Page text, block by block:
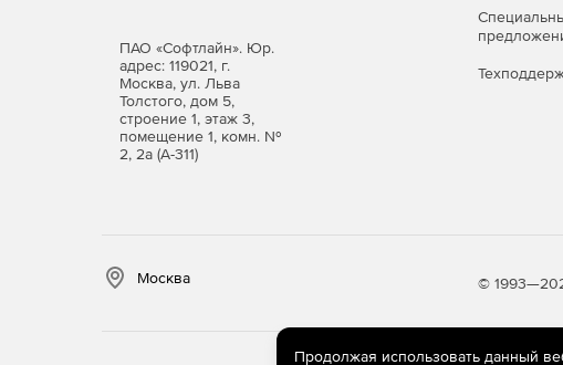
ПАО «Софтлайн». Юр.
адрес: 119021, г.
Москва, ул. Льва
Толстого, дом 5,
строение 1, этаж 3,
помещение 1, комн. №
2, 2а (А-311)
Москва ©
Продолжая использовать данный